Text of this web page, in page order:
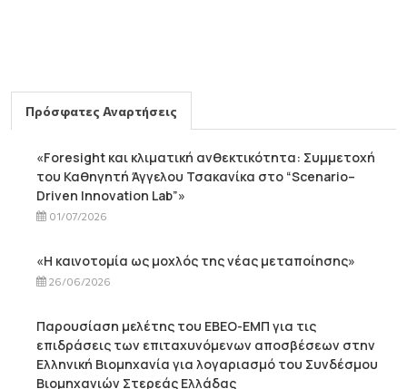
Πρόσφατες Αναρτήσεις
«Foresight και κλιματική ανθεκτικότητα: Συμμετοχή
του Καθηγητή Άγγελου Τσακανίκα στο “Scenario–
Driven Innovation Lab”»
01/07/2026
«Η καινοτομία ως μοχλός της νέας μεταποίησης»
26/06/2026
Παρουσίαση μελέτης του ΕΒΕΟ-ΕΜΠ για τις
επιδράσεις των επιταχυνόμενων αποσβέσεων στην
Ελληνική Βιομηχανία για λογαριασμό του Συνδέσμου
Βιομηχανιών Στερεάς Ελλάδας